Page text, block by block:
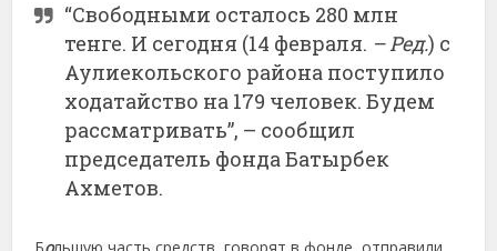
“Свободными осталось 280 млн
тенге. И сегодня (14 февраля. – Ред.) с
Аулиекольского района поступило
ходатайство на 179 человек. Будем
рассматривать”, – сообщил
председатель фонда Батырбек
Ахметов.